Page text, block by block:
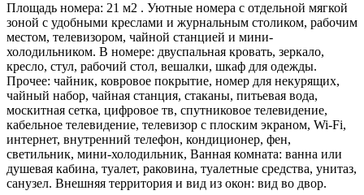
Площадь номера: 21 м2 . Уютные номера с отдельной мягкой
зоной с удобными креслами и журнальным столиком, рабочим
местом, телевизором, чайной станцией и мини-
холодильником. В номере: двуспальная кровать, зеркало,
кресло, стул, рабочий стол, вешалки, шкаф для одежды.
Прочее: чайник, ковровое покрытие, номер для некурящих,
чайный набор, чайная станция, стаканы, питьевая вода,
москитная сетка, цифровое тв, спутниковое телевидение,
кабельное телевидение, телевизор с плоским экраном, Wi-Fi,
интернет, внутренний телефон, кондиционер, фен,
светильник, мини-холодильник, Ванная комната: ванна или
душевая кабина, туалет, раковина, туалетные средства, унитаз,
санузел. Внешняя территория и вид из окон: вид во двор.